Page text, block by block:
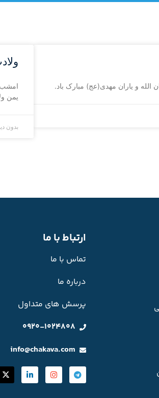
الله و یاران مهدی(عج) مبارک باد.
امشب
یمن
بدون
ارتباط با ما
تماس با ما
درباره ما
پرسش های متداول
0920-1024808
info@chakava.com